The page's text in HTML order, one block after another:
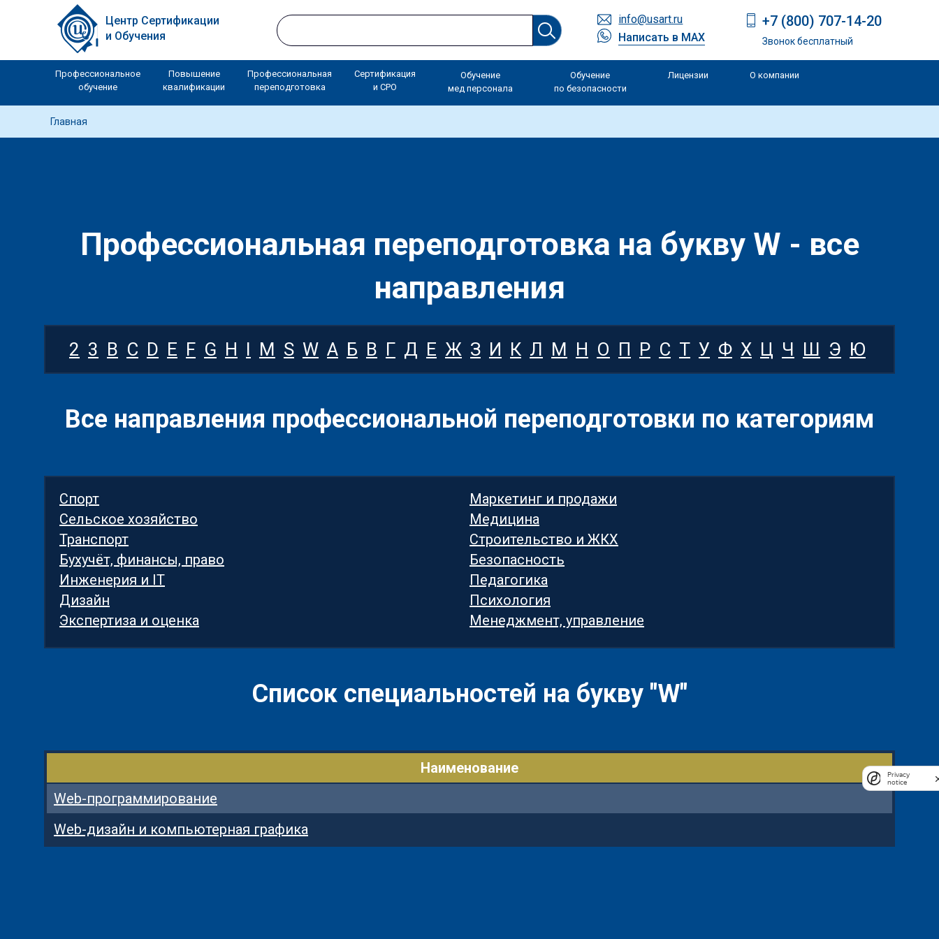
Центр Сертификации
и Обучения
info@usart.ru
Написать в MAX
+7 (800) 707-14-20
Звонок бесплатный
Профессиональное
обучение
Повышение
квалификации
Профессиональная
переподготовка
Сертификация
и СРО
Обучение
мед персонала
Обучение
по безопасности
Лицензии О компании
Главная
Профессиональная переподготовка на букву W - все
направления
2 3 B C D E F G H I M S W А Б В Г Д Е Ж З И К Л М Н О П Р С Т У Ф Х Ц Ч Ш Э Ю
Все направления профессиональной переподготовки по категориям
Спорт
Маркетинг и продажи
Сельское хозяйство
Медицина
Транспорт
Строительство и ЖКХ
Бухучёт, финансы, право
Безопасность
Инженерия и IT
Педагогика
Дизайн
Психология
Экспертиза и оценка
Менеджмент, управление
Список специальностей на букву "W"
Наименование
Web-программирование
Web-дизайн и компьютерная графика
Privacy
notice